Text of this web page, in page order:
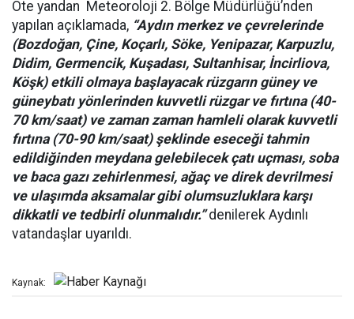
Öte yandan Meteoroloji 2. Bölge Müdürlüğü’nden
yapılan açıklamada, “Aydın merkez ve çevrelerinde
(Bozdoğan, Çine, Koçarlı, Söke, Yenipazar, Karpuzlu,
Didim, Germencik, Kuşadası, Sultanhisar, İncirliova,
Köşk) etkili olmaya başlayacak rüzgarın güney ve
güneybatı yönlerinden kuvvetli rüzgar ve fırtına (40-
70 km/saat) ve zaman zaman hamleli olarak kuvvetli
fırtına (70-90 km/saat) şeklinde eseceği tahmin
edildiğinden meydana gelebilecek çatı uçması, soba
ve baca gazı zehirlenmesi, ağaç ve direk devrilmesi
ve ulaşımda aksamalar gibi olumsuzluklara karşı
dikkatli ve tedbirli olunmalıdır.”denilerek Aydınlı
vatandaşlar uyarıldı.
Kaynak: